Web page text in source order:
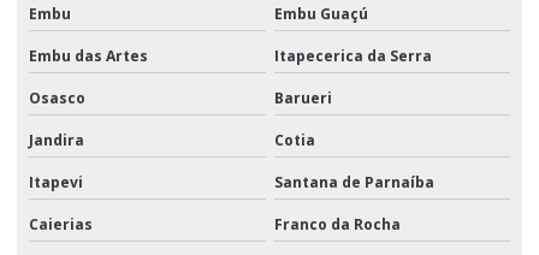
Embu Embu Guaçú
Embu das Artes Itapecerica da Serra
Osasco Barueri
Jandira Cotia
Itapevi Santana de Parnaíba
Caierias Franco da Rocha